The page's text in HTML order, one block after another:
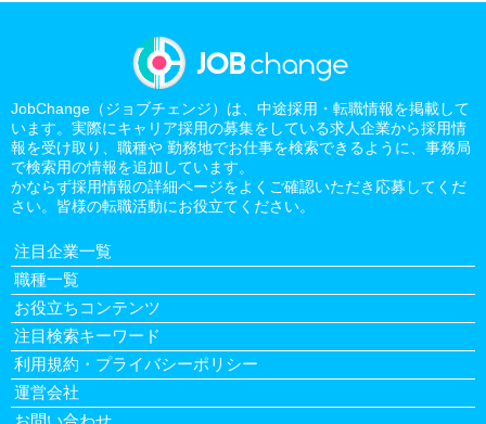
JobChange（ジョブチェンジ）は、中途採用・転職情報を掲載して
います。実際にキャリア採用の募集をしている求人企業から採用情
報を受け取り、職種や 勤務地でお仕事を検索できるように、事務局
で検索用の情報を追加しています。
かならず採用情報の詳細ページをよくご確認いただき応募してくだ
さい。皆様の転職活動にお役立てください。
注目企業一覧
職種一覧
お役立ちコンテンツ
注目検索キーワード
利用規約・プライバシーポリシー
運営会社